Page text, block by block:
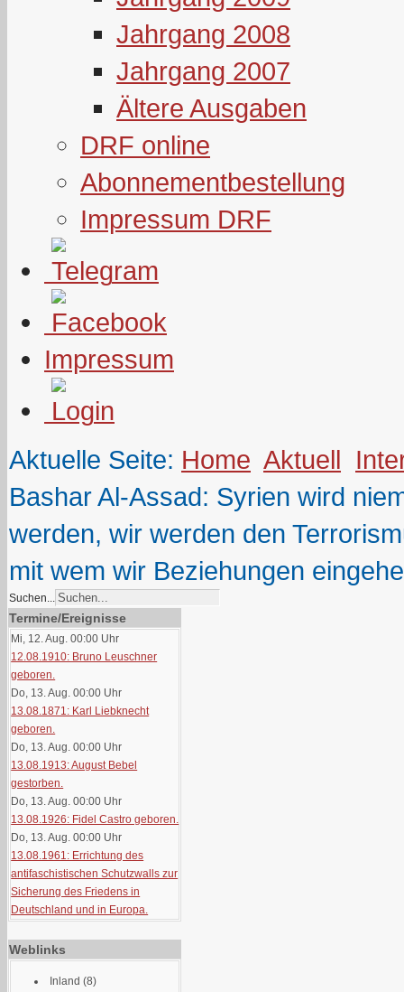
Jahrgang 2008
Jahrgang 2007
Ältere Ausgaben
DRF online
Abonnementbestellung
Impressum DRF
Impressum
Aktuelle Seite: Home Aktuell
Bashar Al-Assad: Syrien wird
werden, wir werden den
mit wem wir Beziehungen
Suchen...
Termine/Ereignisse
Mi, 12. Aug. 00:00 Uhr
12.08.1910: Bruno Leuschner
geboren.
Do, 13. Aug. 00:00 Uhr
13.08.1871: Karl Liebknecht
geboren.
Do, 13. Aug. 00:00 Uhr
13.08.1913: August Bebel
gestorben.
Do, 13. Aug. 00:00 Uhr
13.08.1926: Fidel Castro geboren.
Do, 13. Aug. 00:00 Uhr
13.08.1961: Errichtung des
antifaschistischen Schutzwalls zur
Sicherung des Friedens in
Deutschland und in Europa.
Weblinks
Inland (8)